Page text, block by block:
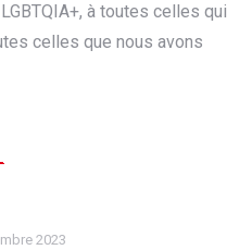
à toutes celles qui
celles que nous avons
2023